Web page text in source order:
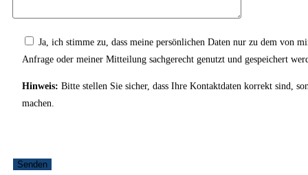
Ja, ich stimme zu, dass meine persönlichen Daten nur zu dem von
Anfrage oder meiner Mitteilung sachgerecht genutzt und gespeichert
Hinweis: Bitte stellen Sie sicher, dass Ihre Kontaktdaten korrekt sind,
machen.